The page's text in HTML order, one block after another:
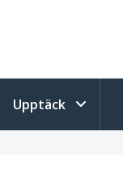
Upptäck